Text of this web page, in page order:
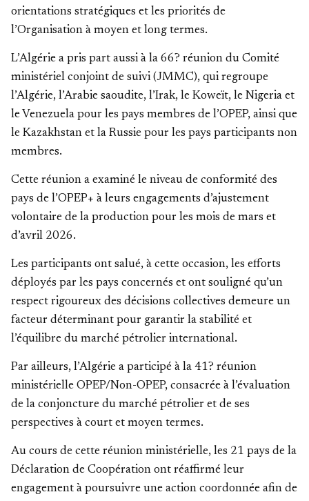
orientations stratégiques et les priorités de
l’Organisation à moyen et long termes.
L’Algérie a pris part aussi à la 66? réunion du Comité
ministériel conjoint de suivi (JMMC), qui regroupe
l’Algérie, l’Arabie saoudite, l’Irak, le Koweït, le Nigeria et
le Venezuela pour les pays membres de l’OPEP, ainsi que
le Kazakhstan et la Russie pour les pays participants non
membres.
Cette réunion a examiné le niveau de conformité des
pays de l’OPEP+ à leurs engagements d’ajustement
volontaire de la production pour les mois de mars et
d’avril 2026.
Les participants ont salué, à cette occasion, les efforts
déployés par les pays concernés et ont souligné qu’un
respect rigoureux des décisions collectives demeure un
facteur déterminant pour garantir la stabilité et
l’équilibre du marché pétrolier international.
Par ailleurs, l’Algérie a participé à la 41? réunion
ministérielle OPEP/Non-OPEP, consacrée à l’évaluation
de la conjoncture du marché pétrolier et de ses
perspectives à court et moyen termes.
Au cours de cette réunion ministérielle, les 21 pays de la
Déclaration de Coopération ont réaffirmé leur
engagement à poursuivre une action coordonnée afin de